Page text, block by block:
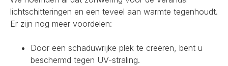
lichtschitteringen en een teveel aan warmte tegenhoudt.
Er zijn nog meer voordelen:
Door een schaduwrijke plek te creëren, bent u
beschermd tegen UV-straling.